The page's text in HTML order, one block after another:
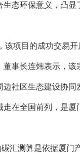
态环保意义，凸
该项目的成功交易
事长连炜表示，
社区生态建设协
在全国前列，是
汇测算是依据厦门